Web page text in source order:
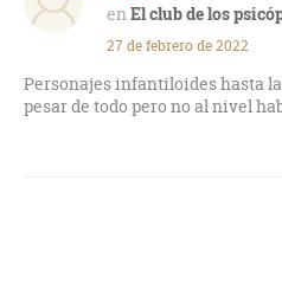
El club de los
27 de febrero de 2022
Personajes infantiloides hasta
pesar de todo pero no al nivel